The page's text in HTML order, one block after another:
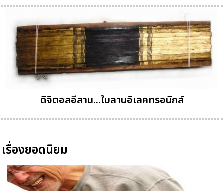
ดิจิตอลอีสาน...ใบลานอิเลคทรอนิกส์
เรื่องยอดนิยม